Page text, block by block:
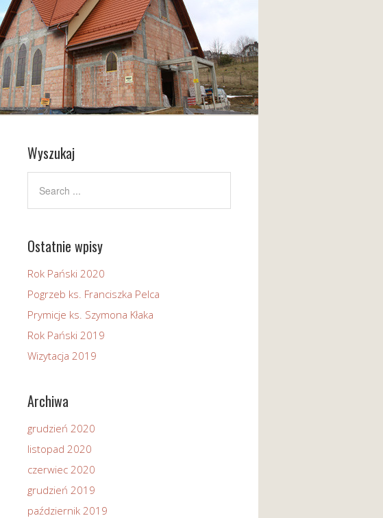
Wyszukaj
Ostatnie wpisy
Rok Pański 2020
Pogrzeb ks. Franciszka Pelca
Prymicje ks. Szymona Kłaka
Rok Pański 2019
Wizytacja 2019
Archiwa
grudzień 2020
listopad 2020
czerwiec 2020
grudzień 2019
październik 2019